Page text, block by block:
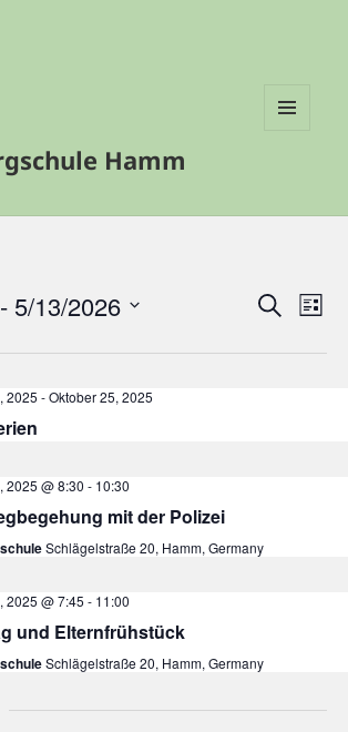
Hamm
und
SUCHELISTE
5/13/2026
2025 -Oktober 25, 2025
2025 @ 8:30 - 10:30
mit der Polizei
Schlägelstraße 20, Hamm, Germany
2025 @ 7:45 - 11:00
und Elternfrühstück
Schlägelstraße 20, Hamm, Germany